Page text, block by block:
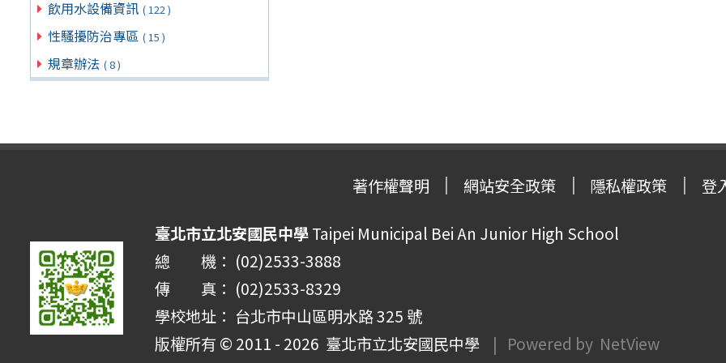
飲用水設備資訊 ( 122 )
性騷擾防治專區 ( 15 )
規章辦法 ( 8 )
著作權聲明 網站安全政策 隱私權政策 登
臺北市立北安國民中學Taipei Municipal Bei An Junior High School
總 機： (02)2533-3888
傳 真： (02)2533-8329
學校地址： 台北市中山區明水路 325 號
版權所有 © 2011 - 2026 臺北市立北安國民中學 | Powered by NetView